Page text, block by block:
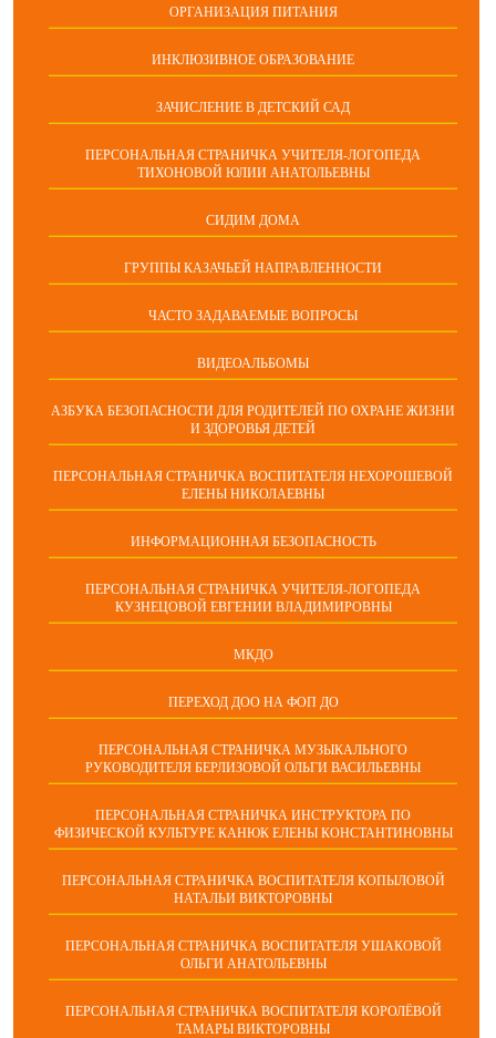
ОРГАНИЗАЦИЯ ПИТАНИЯ
ИНКЛЮЗИВНОЕ ОБРАЗОВАНИЕ
ЗАЧИСЛЕНИЕ В ДЕТСКИЙ САД
ПЕРСОНАЛЬНАЯ СТРАНИЧКА УЧИТЕЛЯ-ЛОГОПЕДА
ТИХОНОВОЙ ЮЛИИ АНАТОЛЬЕВНЫ
СИДИМ ДОМА
ГРУППЫ КАЗАЧЬЕЙ НАПРАВЛЕННОСТИ
ЧАСТО ЗАДАВАЕМЫЕ ВОПРОСЫ
ВИДЕОАЛЬБОМЫ
АЗБУКА БЕЗОПАСНОСТИ ДЛЯ РОДИТЕЛЕЙ ПО ОХРАНЕ ЖИЗНИ
И ЗДОРОВЬЯ ДЕТЕЙ
ПЕРСОНАЛЬНАЯ СТРАНИЧКА ВОСПИТАТЕЛЯ НЕХОРОШЕВОЙ
ЕЛЕНЫ НИКОЛАЕВНЫ
ИНФОРМАЦИОННАЯ БЕЗОПАСНОСТЬ
ПЕРСОНАЛЬНАЯ СТРАНИЧКА УЧИТЕЛЯ-ЛОГОПЕДА
КУЗНЕЦОВОЙ ЕВГЕНИИ ВЛАДИМИРОВНЫ
МКДО
ПЕРЕХОД ДОО НА ФОП ДО
ПЕРСОНАЛЬНАЯ СТРАНИЧКА МУЗЫКАЛЬНОГО
РУКОВОДИТЕЛЯ БЕРЛИЗОВОЙ ОЛЬГИ ВАСИЛЬЕВНЫ
ПЕРСОНАЛЬНАЯ СТРАНИЧКА ИНСТРУКТОРА ПО
ФИЗИЧЕСКОЙ КУЛЬТУРЕ КАНЮК ЕЛЕНЫ КОНСТАНТИНОВНЫ
ПЕРСОНАЛЬНАЯ СТРАНИЧКА ВОСПИТАТЕЛЯ КОПЫЛОВОЙ
НАТАЛЬИ ВИКТОРОВНЫ
ПЕРСОНАЛЬНАЯ СТРАНИЧКА ВОСПИТАТЕЛЯ УШАКОВОЙ
ОЛЬГИ АНАТОЛЬЕВНЫ
ПЕРСОНАЛЬНАЯ СТРАНИЧКА ВОСПИТАТЕЛЯ КОРОЛЁВОЙ
ТАМАРЫ ВИКТОРОВНЫ